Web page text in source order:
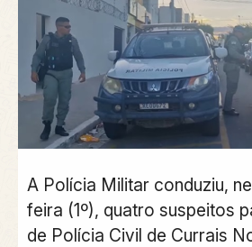
A Polícia Militar conduziu,
feira (1º), quatro suspeitos
de Polícia Civil de Currais